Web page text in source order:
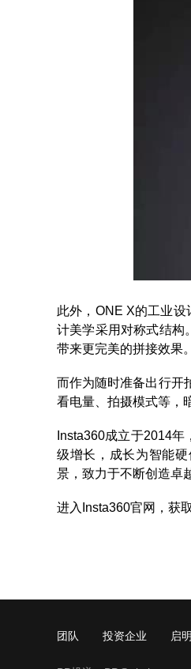
此外，ONE X的工业
计美学采用对称式结构
带来更完美的拼接效果。
而作为随时准备出行开
看电量、拍摄模式等，
Insta360成立于2014
级增长，成长为智能
景，致力于不断创造卓
进入Insta360官网，获
团队 投资企业 启